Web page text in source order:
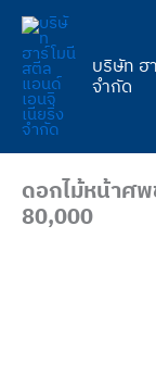
Skip
content
บริษัท ฮ
จำกัด
ดอกไม้หน้าศพ
80,000